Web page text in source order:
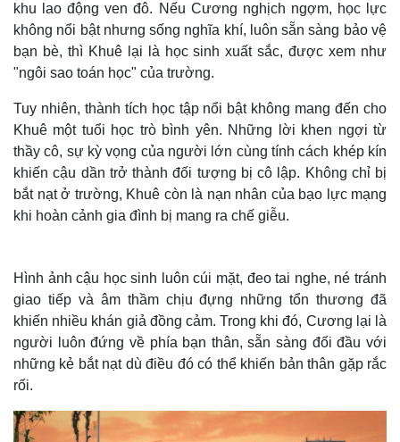
khu lao động ven đô. Nếu Cương nghịch ngợm, học lực
không nổi bật nhưng sống nghĩa khí, luôn sẵn sàng bảo vệ
bạn bè, thì Khuê lại là học sinh xuất sắc, được xem như
"ngôi sao toán học" của trường.
Tuy nhiên, thành tích học tập nổi bật không mang đến cho
Khuê một tuổi học trò bình yên. Những lời khen ngợi từ
thầy cô, sự kỳ vọng của người lớn cùng tính cách khép kín
khiến cậu dần trở thành đối tượng bị cô lập. Không chỉ bị
bắt nạt ở trường, Khuê còn là nạn nhân của bạo lực mạng
khi hoàn cảnh gia đình bị mang ra chế giễu.
Hình ảnh cậu học sinh luôn cúi mặt, đeo tai nghe, né tránh
giao tiếp và âm thầm chịu đựng những tổn thương đã
khiến nhiều khán giả đồng cảm. Trong khi đó, Cương lại là
người luôn đứng về phía bạn thân, sẵn sàng đối đầu với
những kẻ bắt nạt dù điều đó có thể khiến bản thân gặp rắc
rối.